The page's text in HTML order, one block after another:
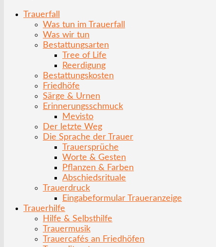
Trauerfall
Was tun im Trauerfall
Was wir tun
Bestattungsarten
Tree of Life
Reerdigung
Bestattungskosten
Friedhöfe
Särge & Urnen
Erinnerungsschmuck
Mevisto
Der letzte Weg
Die Sprache der Trauer
Trauersprüche
Worte & Gesten
Pflanzen & Farben
Abschiedsrituale
Trauerdruck
Eingabeformular Traueranzeige
Trauerhilfe
Hilfe & Selbsthilfe
Trauermusik
Trauercafés an Friedhöfen